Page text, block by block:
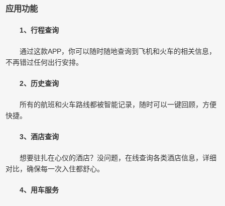
应用功能
1、行程查询
通过这款APP，你可以随时随地查询到飞机和火车的相关信息，
不再错过任何出行安排。
2、历史查询
所有的航班和火车路线都被智能记录，随时可以一键回顾，方便
快捷。
3、酒店查询
想要驻扎在心仪的酒店？没问题，在线查询各类酒店信息，详细
对比，确保每一次入住都舒心。
4、用车服务